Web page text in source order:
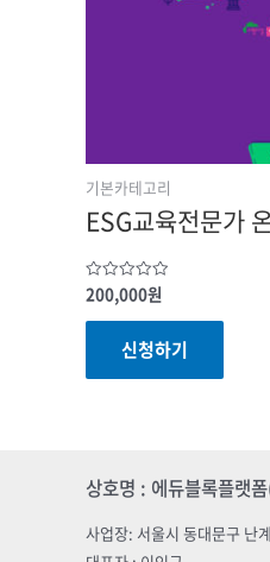
기본카테고리
ESG교육전문가
Rated
0
out
200,000원
신청하기
상호명 : 에듀블록플랫
사업장: 서울시 동대문구 난